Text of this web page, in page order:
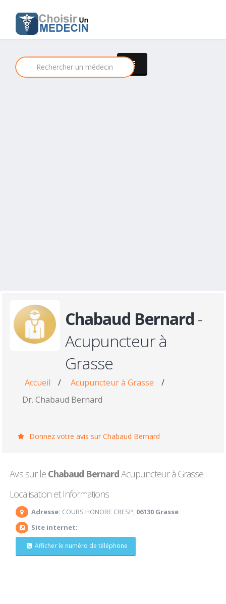
Chabaud Bernard -
Acupuncteur à
Grasse
Accueil / Acupuncteur à Grasse
/
Dr. Chabaud Bernard
Donnez votre avis sur Chabaud Bernard
Avis sur le Chabaud BernardAcupuncteur à Grasse :
Localisation et Informations
Adresse: COURS HONORE CRESP, 06130 Grasse
Site internet:
Afficher le numéro de téléphone